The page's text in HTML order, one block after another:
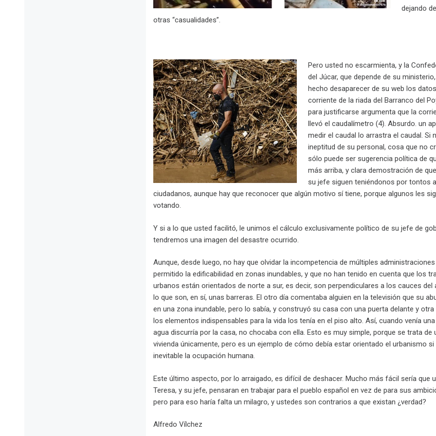
dejando
otras “casualidades”.
Pero usted no escarmienta, y la
del Júcar, que depende de su
hecho desaparecer de su web los
corriente de la riada del Barranco del
para justificarse argumenta que la
llevó el caudalímetro (4). Absurdo. un
medir el caudal lo arrastra el caudal. Si
ineptitud de su personal, cosa que no
sólo puede ser sugerencia política de
más arriba, y clara demostración de
su jefe siguen teniéndonos por tontos
ciudadanos, aunque hay que reconocer que algún motivo sí tiene, porque algunos les
votando.
Y si a lo que usted facilitó, le unimos el cálculo exclusivamente político de su jefe de
tendremos una imagen del desastre ocurrido.
Aunque, desde luego, no hay que olvidar la incompetencia de múltiples
permitido la edificabilidad en zonas inundables, y que no han tenido en cuenta que los
urbanos están orientados de norte a sur, es decir, son perpendiculares a los cauces del
lo que son, en sí, unas barreras. El otro día comentaba alguien en la televisión que su
en una zona inundable, pero lo sabía, y construyó su casa con una puerta delante y otra
los elementos indispensables para la vida los tenía en el piso alto. Así, cuando venía una
agua discurría por la casa, no chocaba con ella. Esto es muy simple, porque se trata de
vivienda únicamente, pero es un ejemplo de cómo debía estar orientado el urbanismo si
inevitable la ocupación humana.
Este último aspecto, por lo arraigado, es difícil de deshacer. Mucho más fácil sería que
Teresa, y su jefe, pensaran en trabajar para el pueblo español en vez de para sus
pero para eso haría falta un milagro, y ustedes son contrarios a que existan ¿verdad?
Alfredo Vílchez